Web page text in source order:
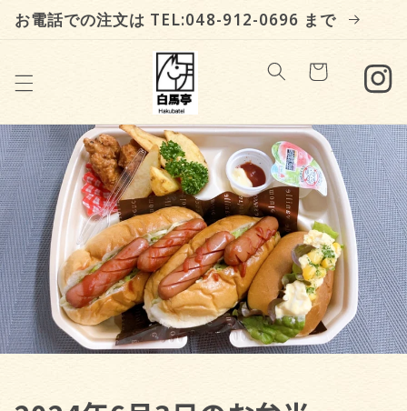
Skip to
content
お電話での注文は TEL:048-912-0696 まで
Cart